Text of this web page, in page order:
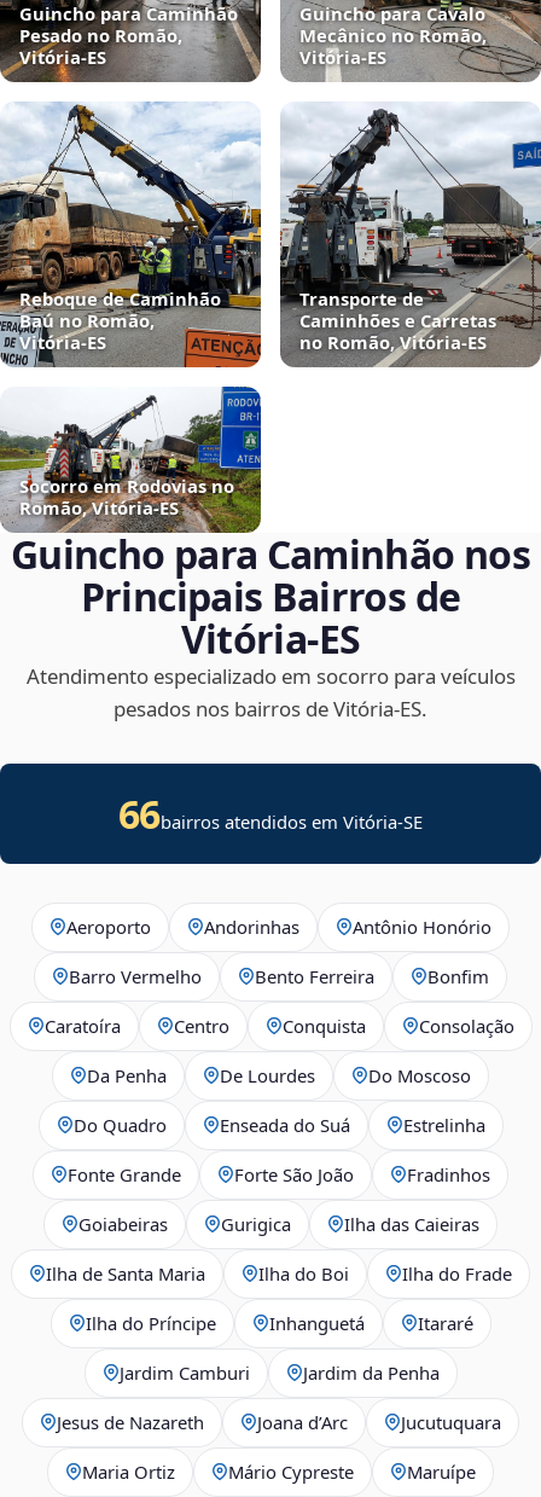
Guincho para Caminhão
Pesado no Romão,
Vitória‑ES
Guincho para Cavalo
Mecânico no Romão,
Vitória‑ES
Reboque de Caminhão
Baú no Romão,
Vitória‑ES
Transporte de
Caminhões e Carretas
no Romão, Vitória‑ES
Socorro em Rodovias no
Romão, Vitória‑ES
Guincho para Caminhão nos
Principais Bairros de
Vitória‑ES
Atendimento especializado em socorro para veículos
pesados nos bairros de Vitória‑ES.
66bairros atendidos em Vitória-SE
Aeroporto Andorinhas Antônio Honório
Barro Vermelho Bento Ferreira Bonfim
Caratoíra Centro Conquista Consolação
Da Penha De Lourdes Do Moscoso
Do Quadro Enseada do Suá Estrelinha
Fonte Grande Forte São João Fradinhos
Goiabeiras Gurigica Ilha das Caieiras
Ilha de Santa Maria Ilha do Boi Ilha do Frade
Ilha do Príncipe Inhanguetá Itararé
Jardim Camburi Jardim da Penha
Jesus de Nazareth Joana d’Arc Jucutuquara
Maria Ortiz Mário Cypreste Maruípe